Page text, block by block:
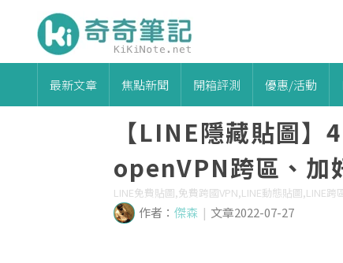
最新文章 焦點新聞 開箱評測 優惠/活動
【LINE隱藏貼圖】
openVPN跨區、
LINE免費貼圖,免費跨國VPN,LINE動態貼圖,LINE跨
作者： 傑森 | 文章2022-07-27